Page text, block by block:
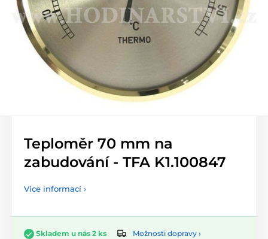
Teploměr 70 mm na
zabudování - TFA K1.100847
Více informací ›
Skladem u nás 2 ks
Možnosti dopravy ›